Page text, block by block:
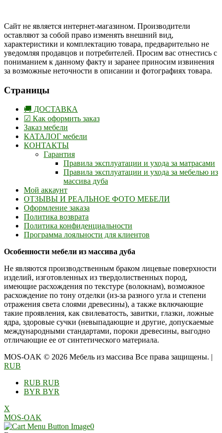
Сайт не является интернет-магазином. Производители
оставляют за собой право изменять внешний вид,
характеристики и комплектацию товара, предварительно не
уведомляя продавцов и потребителей. Просим вас отнестись с
пониманием к данному факту и заранее приносим извинения
за возможные неточности в описании и фотографиях товара.
Страницы
🚚 ДОСТАВКА
☑ Как оформить заказ
Заказ мебели
КАТАЛОГ мебели
КОНТАКТЫ
Гарантия
Правила эксплуатации и ухода за матрасами
Правила эксплуатации и ухода за мебелью из
массива дуба
Мой аккаунт
ОТЗЫВЫ И РЕАЛЬНОЕ ФОТО МЕБЕЛИ
Оформление заказа
Политика возврата
Политика конфиденциальности
Программа лояльности для клиентов
Особенности мебели из массива дуба
Не являются производственным браком лицевые поверхности
изделий, изготовленных из твердолиственных пород,
имеющие расхождения по текстуре (волокнам), возможное
расхождение по тону отделки (из-за разного угла и степени
отражения света слоями древесины), а также включающие
такие проявления, как свилеватость, завитки, глазки, ложные
ядра, здоровые сучки (невыпадающие и другие, допускаемые
международными стандартами, пороки древесины, выгодно
отличающие ее от синтетического материала.
MOS-OAK © 2026 Мебель из массива Все права защищены. |
RUB
RUB RUB
BYR BYR
X
MOS-OAK
0